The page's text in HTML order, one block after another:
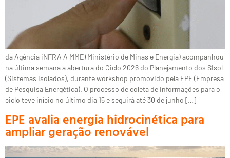
da Agência iNFRA A MME (Ministério de Minas e Energia) acompanhou
na última semana a abertura do Ciclo 2026 do Planejamento dos SIsol
(Sistemas Isolados), durante workshop promovido pela EPE (Empresa
de Pesquisa Energética). O processo de coleta de informações para o
ciclo teve início no último dia 15 e seguirá até 30 de junho […]
EPE avalia energia hidrocinética para
ampliar geração renovável